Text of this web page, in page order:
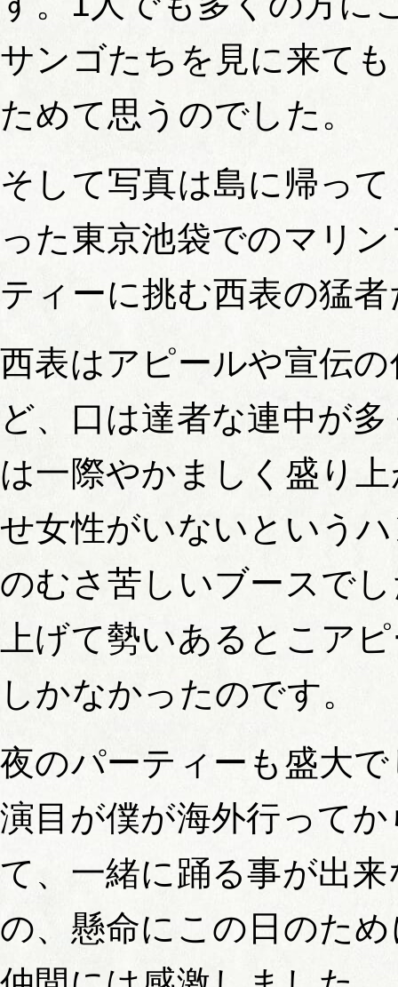
サンゴたちを見に来て
ためて思うのでした。
そして写真は島に帰っ
った東京池袋でのマリ
ティーに挑む西表の猛
西表はアピールや宣伝
ど、口は達者な連中が
は一際やかましく盛り
せ女性がいないという
のむさ苦しいブースで
上げて勢いあるとこア
しかなかったのです。
夜のパーティーも盛大
演目が僕が海外行って
て、一緒に踊る事が出
の、懸命にこの日のた